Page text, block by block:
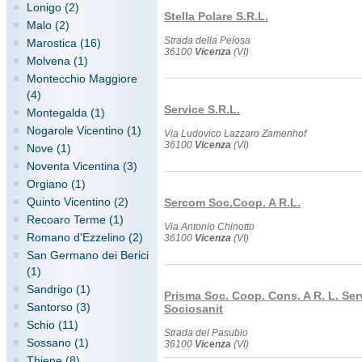
Lonigo (2)
Malo (2)
Marostica (16)
Molvena (1)
Montecchio Maggiore
(4)
Montegalda (1)
Nogarole Vicentino (1)
Nove (1)
Noventa Vicentina (3)
Orgiano (1)
Quinto Vicentino (2)
Recoaro Terme (1)
Romano d'Ezzelino (2)
San Germano dei Berici
(1)
Sandrigo (1)
Santorso (3)
Schio (11)
Sossano (1)
Stella Polare S.R.L.
Strada della Pelosa
36100 Vicenza (VI)
Service S.R.L.
Via Ludovico Lazzaro Zamenhof
36100 Vicenza (VI)
Sercom Soc.Coop. A R.L.
Via Antonio Chinotto
36100 Vicenza (VI)
Prisma Soc. Coop. Cons. A R. L.
Sociosanit
Strada del Pasubio
36100 Vicenza (VI)